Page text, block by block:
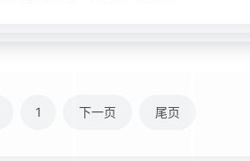
1 下一页 尾页